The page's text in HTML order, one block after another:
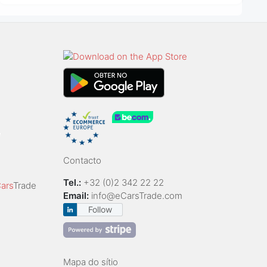
Trade
Contacto
Tel.: +32 (0)2 342 22 22
Email: info@eCarsTrade.com
Follow
Mapa do sítio